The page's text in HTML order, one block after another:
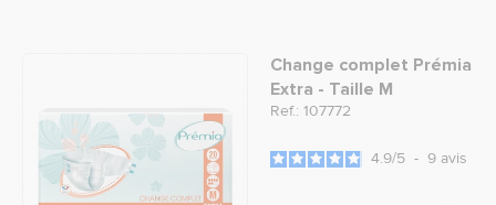
Change complet Prémia
Extra - Taille M
Ref.: 107772
4.9/5 - 9 avis